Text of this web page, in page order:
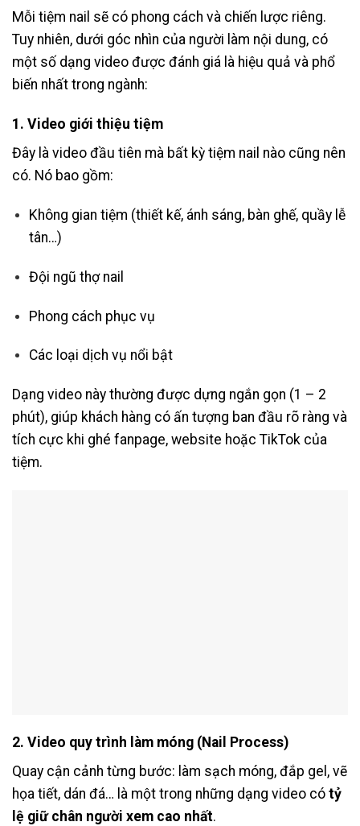
Mỗi tiệm nail sẽ có phong cách và chiến lược riêng.
Tuy nhiên, dưới góc nhìn của người làm nội dung, có
một số dạng video được đánh giá là hiệu quả và phổ
biến nhất trong ngành:
1. Video giới thiệu tiệm
Đây là video đầu tiên mà bất kỳ tiệm nail nào cũng nên
có. Nó bao gồm:
Không gian tiệm (thiết kế, ánh sáng, bàn ghế, quầy lễ
tân…)
Đội ngũ thợ nail
Phong cách phục vụ
Các loại dịch vụ nổi bật
Dạng video này thường được dựng ngắn gọn (1 – 2
phút), giúp khách hàng có ấn tượng ban đầu rõ ràng và
tích cực khi ghé fanpage, website hoặc TikTok của
tiệm.
2. Video quy trình làm móng (Nail Process)
Quay cận cảnh từng bước: làm sạch móng, đắp gel, vẽ
họa tiết, dán đá… là một trong những dạng video có tỷ
lệ giữ chân người xem cao nhất.